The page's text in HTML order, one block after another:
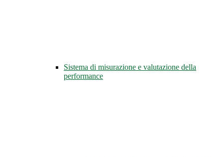
Sistema di misurazione e valutazione della
performance